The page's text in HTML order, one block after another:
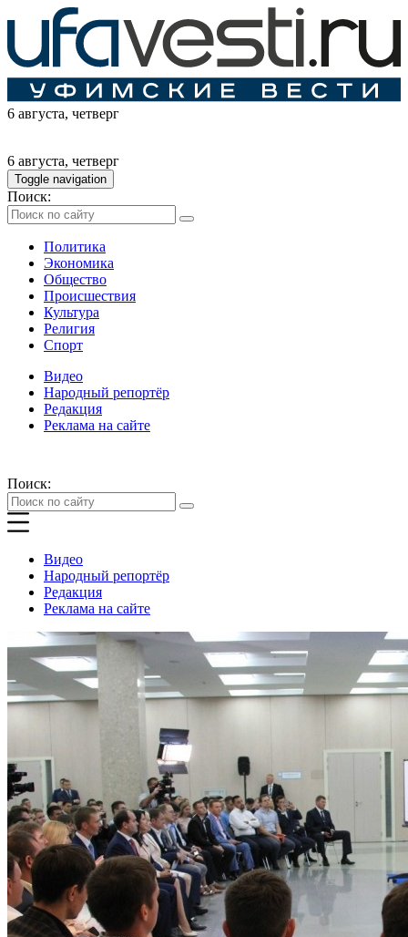
6 августа, четверг
6 августа, четверг
Toggle navigation
Поиск:
Политика
Экономика
Общество
Происшествия
Культура
Религия
Спорт
Видео
Народный репортёр
Редакция
Реклама на сайте
Поиск:
Видео
Народный репортёр
Редакция
Реклама на сайте